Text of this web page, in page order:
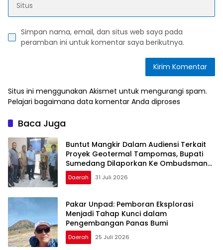
Simpan nama, email, dan situs web saya pada
peramban ini untuk komentar saya berikutnya.
Situs ini menggunakan Akismet untuk mengurangi spam.
Pelajari bagaimana data komentar Anda diproses
Baca Juga
Buntut Mangkir Dalam Audiensi Terkait
Proyek Geotermal Tampomas, Bupati
Sumedang Dilaporkan Ke Ombudsman
dan BPKP
Daerah 31 Juli 2026
Pakar Unpad: Pemboran Eksplorasi
Menjadi Tahap Kunci dalam
Pengembangan Panas Bumi
Daerah 25 Juli 2026